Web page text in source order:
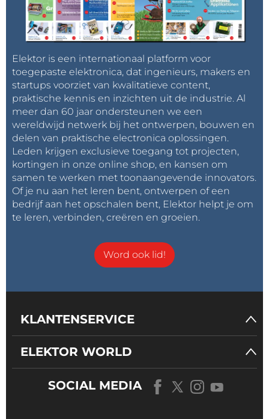
Elektor is een internationaal platform voor
toegepaste elektronica, dat ingenieurs, makers en
startups voorziet van kwalitatieve content,
praktische kennis en inzichten uit de industrie. Al
meer dan 60 jaar ondersteunen we een
wereldwijd netwerk bij het ontwerpen, bouwen en
delen van praktische electronica oplossingen.
Leden krijgen exclusieve toegang tot projecten,
kortingen in onze online shop, en kansen om
samen te werken met toonaangevende innovators.
Of je nu aan het leren bent, ontwerpen of een
bedrijf aan het opschalen bent, Elektor helpt je om
te leren, verbinden, creëren en groeien.
Word ook lid!
KLANTENSERVICE
ELEKTOR WORLD
SOCIAL MEDIA